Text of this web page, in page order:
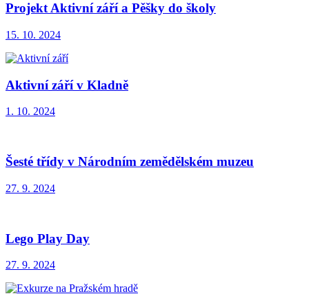
Projekt Aktivní září a Pěšky do školy
15. 10. 2024
Aktivní září v Kladně
1. 10. 2024
Šesté třídy v Národním zemědělském muzeu
27. 9. 2024
Lego Play Day
27. 9. 2024